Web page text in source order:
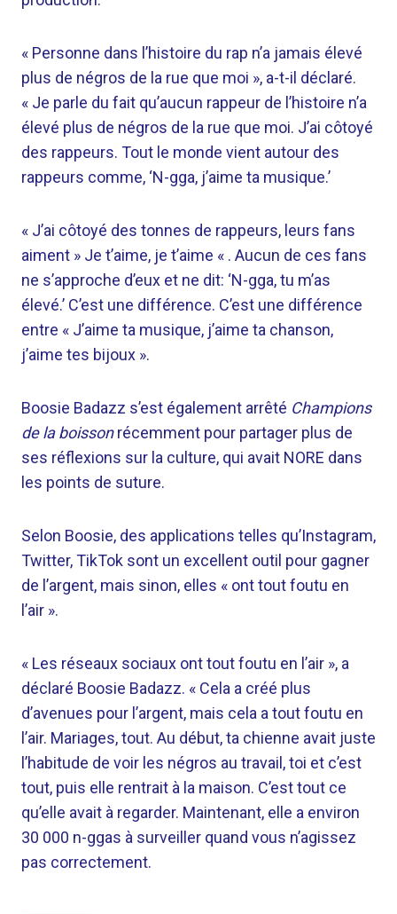
« Personne dans l’histoire du rap n’a jamais élevé
plus de négros de la rue que moi », a-t-il déclaré.
« Je parle du fait qu’aucun rappeur de l’histoire n’a
élevé plus de négros de la rue que moi. J’ai côtoyé
des rappeurs. Tout le monde vient autour des
rappeurs comme, ‘N-gga, j’aime ta musique.’
« J’ai côtoyé des tonnes de rappeurs, leurs fans
aiment » Je t’aime, je t’aime « . Aucun de ces fans
ne s’approche d’eux et ne dit: ‘N-gga, tu m’as
élevé.’ C’est une différence. C’est une différence
entre « J’aime ta musique, j’aime ta chanson,
j’aime tes bijoux ».
Boosie Badazz s’est également arrêté Champions
de la boissonrécemment pour partager plus de
ses réflexions sur la culture, qui avait NORE dans
les points de suture.
Selon Boosie, des applications telles qu’Instagram,
Twitter, TikTok sont un excellent outil pour gagner
de l’argent, mais sinon, elles « ont tout foutu en
l’air ».
« Les réseaux sociaux ont tout foutu en l’air », a
déclaré Boosie Badazz. « Cela a créé plus
d’avenues pour l’argent, mais cela a tout foutu en
l’air. Mariages, tout. Au début, ta chienne avait juste
l’habitude de voir les négros au travail, toi et c’est
tout, puis elle rentrait à la maison. C’est tout ce
qu’elle avait à regarder. Maintenant, elle a environ
30 000 n-ggas à surveiller quand vous n’agissez
pas correctement.